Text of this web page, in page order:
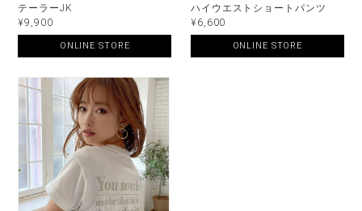
テーラーJK
¥9,900
ONLINE STORE
ハイウエストショートパンツ
¥6,600
ONLINE STORE